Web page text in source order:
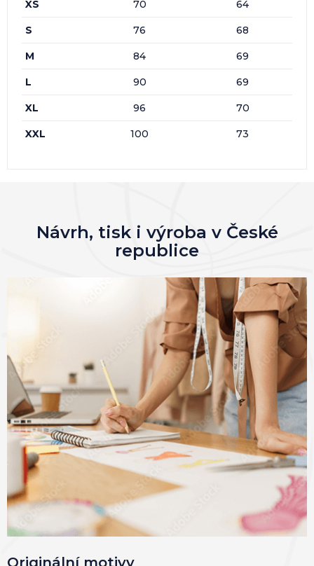
XS
70 64
S 76 68
M 84 69
L 90 69
XL 96 70
XXL 100 73
Návrh, tisk i výroba v České
republice